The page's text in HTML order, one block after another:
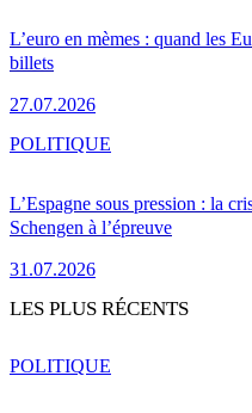
L’euro en mèmes : quand les
billets
27.07.2026
L’Espagne sous pression : la
Schengen à l’épreuve
31.07.2026
POLITIQUE
LES PLUS RÉCENTS
POLITIQUE